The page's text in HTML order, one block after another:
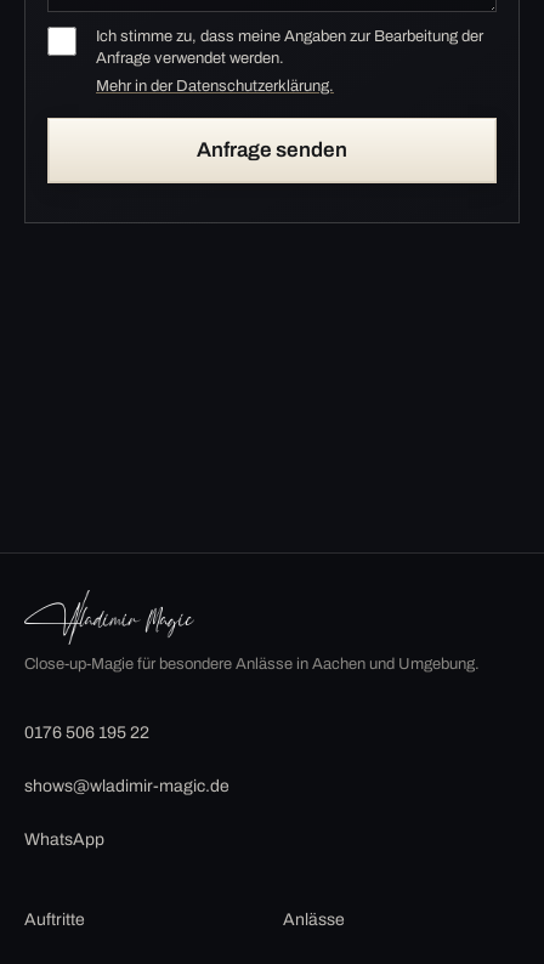
Ich stimme zu, dass meine Angaben zur Bearbeitung der
Anfrage verwendet werden.
Mehr in der Datenschutzerklärung.
Anfrage senden
Close-up-Magie für besondere Anlässe in Aachen und Umgebung.
0176 506 195 22
shows@wladimir-magic.de
WhatsApp
Auftritte Anlässe